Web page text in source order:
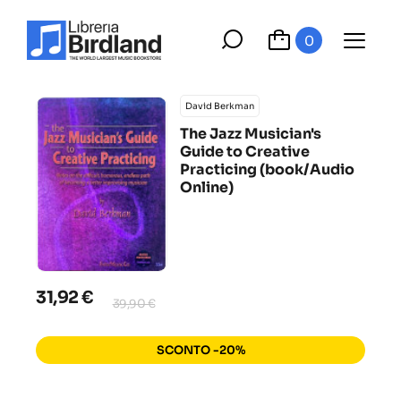
0
David Berkman
The Jazz Musician's
Guide to Creative
Practicing (book/Audio
Online)
31,92 € 39,90 €
SCONTO -20%